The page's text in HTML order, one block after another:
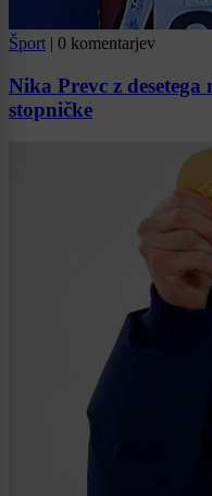
Šport | 0 komentarjev
Nika Prevc z
stopničke